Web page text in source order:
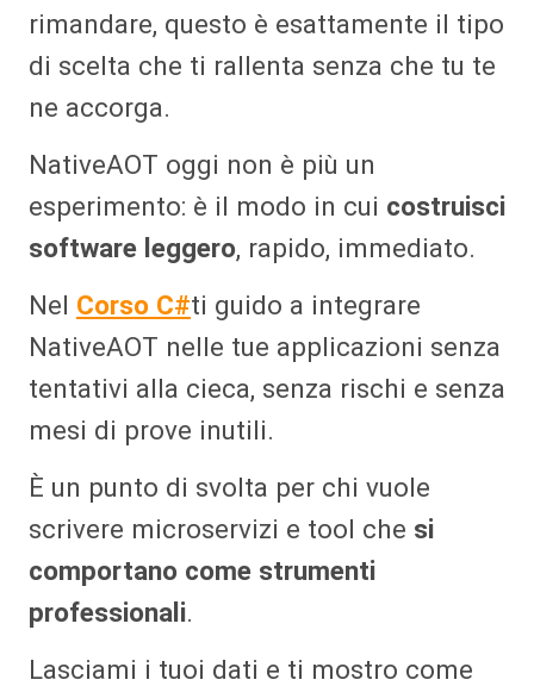
rimandare, questo è esattamente il tipo
di scelta che ti rallenta senza che tu te
ne accorga.
NativeAOT oggi non è più un
esperimento: è il modo in cui costruisci
software leggero, rapido, immediato.
Nel Corso C#ti guido a integrare
NativeAOT nelle tue applicazioni senza
tentativi alla cieca, senza rischi e senza
mesi di prove inutili.
È un punto di svolta per chi vuole
scrivere microservizi e tool che si
comportano come strumenti
professionali.
Lasciami i tuoi dati e ti mostro come